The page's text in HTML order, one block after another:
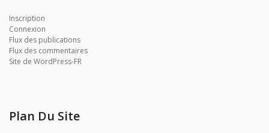
Inscription
Connexion
Flux des publications
Flux des commentaires
Site de WordPress-FR
Plan Du Site